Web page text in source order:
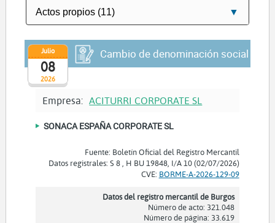
2026
Julio
08
Cambio de denominación social
Empresa: ACITURRI CORPORATE SL
SONACA ESPAÑA CORPORATE SL
Fuente: Boletín Oficial del Registro Mercantil
Datos registrales: S 8 , H BU 19848, I/A 10 (02/07/2026)
CVE: BORME-A-2026-129-09
Datos del registro mercantil de Burgos
Número de acto: 321.048
Número de página: 33.619